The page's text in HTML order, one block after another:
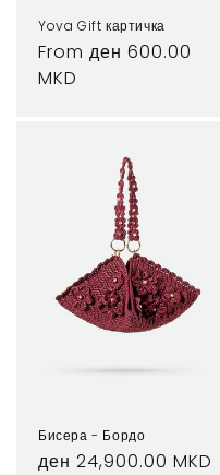
Yova Gift картичка
Regular
price
From ден 600.00
MKD
Бисера - Бордо
Regular
ден 24,900.00 MKD